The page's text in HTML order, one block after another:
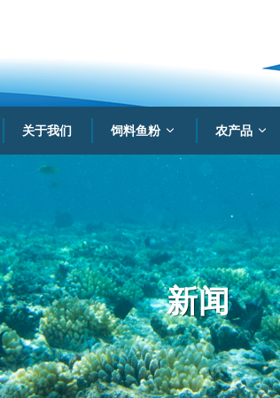
关于我们 饲料鱼粉 农产品
新闻